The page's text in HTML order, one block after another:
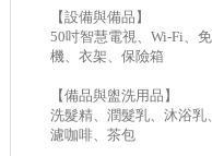
【設備與備品】
50吋智慧電視、Wi-Fi、
機、衣架、保險箱
【備品與盥洗用品】
洗髮精、潤髮乳、沐浴
濾咖啡、茶包